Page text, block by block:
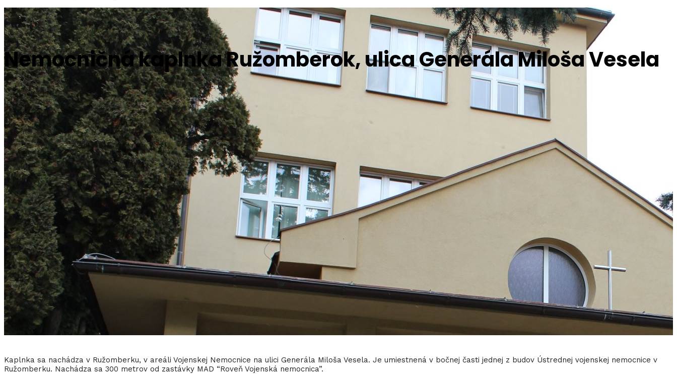
Nemocničná kaplnka Ružomberok, ulica Generála Miloša Vesela
Kaplnka sa nachádza v Ružomberku, v areáli Vojenskej Nemocnice na ulici Generála Miloša Vesela. Je umiestnená v bočnej časti jednej z budov Ústrednej vojenskej nemocnice v
Ružomberku. Nachádza sa 300 metrov od zastávky MAD “Roveň Vojenská nemocnica”.